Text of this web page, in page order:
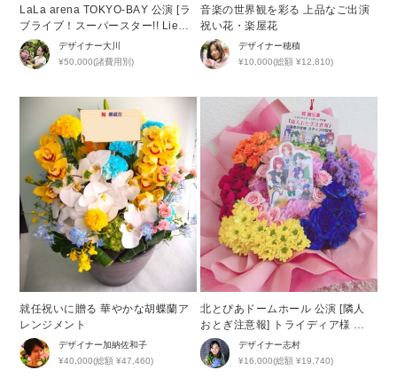
LaLa arena TOKYO-BAY 公演 [ラ
ブライブ！スーパースター!! Liell
a!のちゅーとりえらいぶ!! 2026]
結那様＆ウィーン・マルガレーテ
デザイナー大川
¥50,000(諸費用別)
音楽の世界観を彩る 上品なご出演
祝い花・楽屋花
デザイナー穂積
¥10,000(総額 ¥12,810)
就任祝いに贈る 華やかな胡蝶蘭ア
レンジメント
デザイナー加納佐和子
¥40,000(総額 ¥47,460)
北とぴあドームホール 公演 [隣人
おとぎ注意報] トライディア様 ご
出演祝い花・楽屋花
デザイナー志村
¥16,000(総額 ¥19,740)